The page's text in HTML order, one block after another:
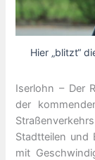
Hier „blitzt“
Iserlohn – Der
der
Stadtteilen und
mit